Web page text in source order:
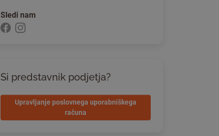
Sledi nam
Si predstavnik podjetja?
Upravljanje poslovnega uporabniškega
računa